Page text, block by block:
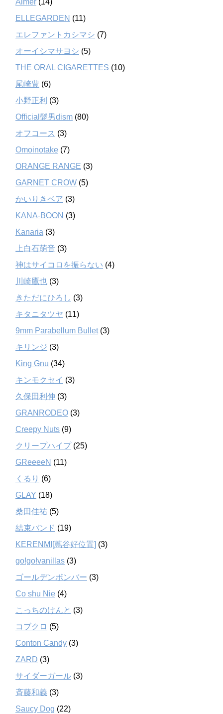
Aimer (14)
ELLEGARDEN (11)
エレファントカシマシ (7)
オーイシマサヨシ (5)
THE ORAL CIGARETTES (10)
尾崎豊 (6)
小野正利 (3)
Official髭男dism (80)
オフコース (3)
Omoinotake (7)
ORANGE RANGE (3)
GARNET CROW (5)
かいりきベア (3)
KANA-BOON (3)
Kanaria (3)
上白石萌音 (3)
神はサイコロを振らない (4)
川崎鷹也 (3)
きただにひろし (3)
キタニタツヤ (11)
9mm Parabellum Bullet(3)
キリンジ (3)
King Gnu (34)
キンモクセイ (3)
久保田利伸 (3)
GRANRODEO (3)
Creepy Nuts (9)
クリープハイプ(25)
GReeeeN (11)
くるり (6)
GLAY (18)
桑田佳祐 (5)
結束バンド (19)
KERENMI[蔦谷好位置] (3)
go!go!vanillas (3)
ゴールデンボンバー (3)
Co shu Nie (4)
こっちのけんと (3)
コブクロ (5)
Conton Candy (3)
ZARD (3)
サイダーガール (3)
斉藤和義 (3)
Saucy Dog (22)